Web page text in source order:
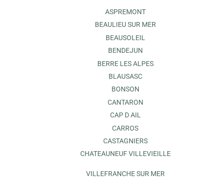
ASPREMONT
BEAULIEU SUR MER
BEAUSOLEIL
BENDEJUN
BERRE LES ALPES
BLAUSASC
BONSON
CANTARON
CAP D AIL
CARROS
CASTAGNIERS
CHATEAUNEUF VILLEVIEILLE
VILLEFRANCHE SUR MER